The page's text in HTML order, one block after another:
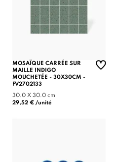
MOSAÏQUE CARRÉE SUR
MAILLE INDIGO
MOUCHETÉE - 30X30CM -
FV2702133
30.0 X 30.0 cm
29,52 € /unité